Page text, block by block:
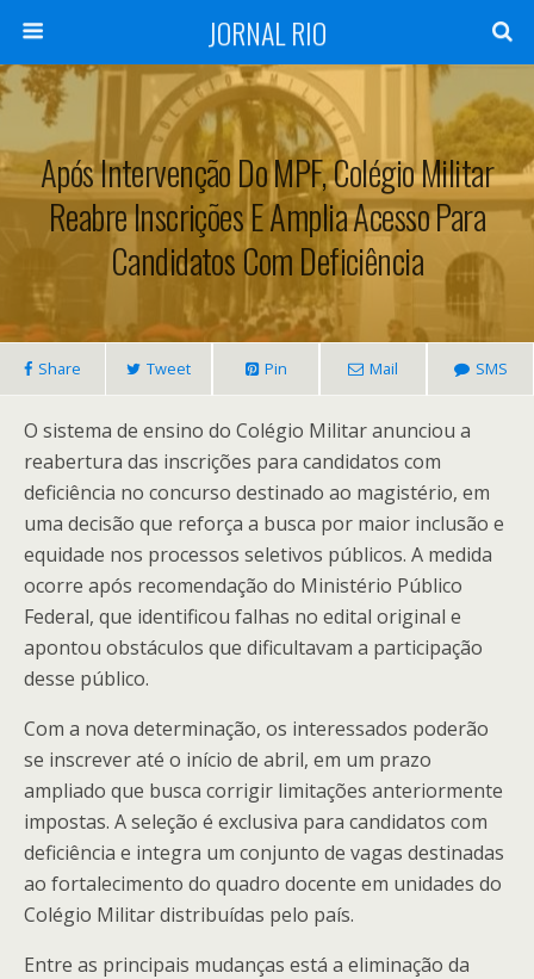
JORNAL RIO
Após Intervenção Do MPF, Colégio Militar
Reabre Inscrições E Amplia Acesso Para
Candidatos Com Deficiência
Share Tweet Pin Mail SMS
O sistema de ensino do Colégio Militar anunciou a
reabertura das inscrições para candidatos com
deficiência no concurso destinado ao magistério, em
uma decisão que reforça a busca por maior inclusão e
equidade nos processos seletivos públicos. A medida
ocorre após recomendação do Ministério Público
Federal, que identificou falhas no edital original e
apontou obstáculos que dificultavam a participação
desse público.
Com a nova determinação, os interessados poderão
se inscrever até o início de abril, em um prazo
ampliado que busca corrigir limitações anteriormente
impostas. A seleção é exclusiva para candidatos com
deficiência e integra um conjunto de vagas destinadas
ao fortalecimento do quadro docente em unidades do
Colégio Militar distribuídas pelo país.
Entre as principais mudanças está a eliminação da